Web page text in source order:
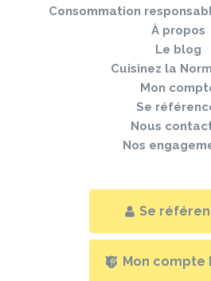
Consommation
À propos
Le blog
Cuisinez la
Mon
Se
Nous
Nos
Se
Mon compte